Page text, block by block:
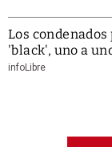
Los
'black', uno a
infoLibre